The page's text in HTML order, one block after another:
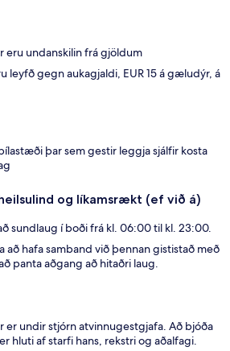
eru undanskilin frá gjöldum
leyfð gegn aukagjaldi, EUR 15 á gæludýr, á
þar sem gestir leggja sjálfir kosta
og líkamsrækt (ef við á)
sundlaug í boði frá kl. 06:00 til kl. 23:00.
að hafa samband við þennan gististað með
panta aðgang að hitaðri laug.
er undir stjórn atvinnugestgjafa. Að bjóða
hluti af starfi hans, rekstri og aðalfagi.